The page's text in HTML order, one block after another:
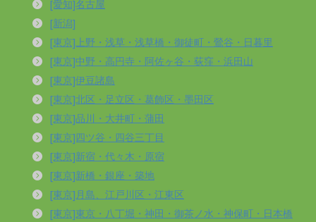
[愛知]名古屋
[新潟]
[東京]上野・浅草・浅草橋・御徒町・鶯谷・日暮里
[東京]中野・高円寺・阿佐ヶ谷・荻窪・浜田山
[東京]伊豆諸島
[東京]北区・足立区・葛飾区・墨田区
[東京]品川・大井町・蒲田
[東京]四ツ谷・四谷三丁目
[東京]新宿・代々木・原宿
[東京]新橋・銀座・築地
[東京]月島、江戸川区・江東区
[東京]東京・八丁堀・神田・御茶ノ水・神保町・日本橋